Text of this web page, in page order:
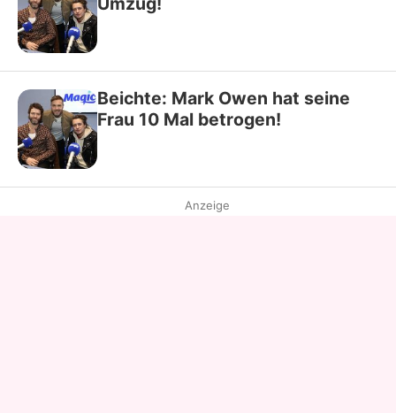
Beichte: Mark Owen hat seine
Frau 10 Mal betrogen!
Anzeige